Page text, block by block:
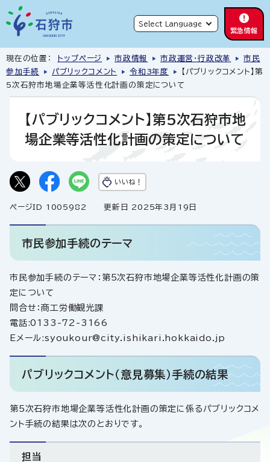
緊急情報
現在の位置： トップページ 市政情報 市政運営・行政改革
市民
参加手続
パブリックコメント 令和3年度
【パブリックコメント】第
5次石狩市地場企業等活性化計画の策定について
【パブリックコメント】第5次石狩市地
場企業等活性化計画の策定について
いいね！
ページID 1005982 更新日 2025年3月19日
市民参加手続のテーマ
市民参加手続のテーマ：第5次石狩市地場企業等活性化計画の策
定について
問合せ：商工労働観光課
電話:0133-72-3166
Eメール:syoukour@city.ishikari.hokkaido.jp
パブリックコメント（意見募集）手続の結果
第5次石狩市地場企業等活性化計画の策定に係るパブリックコメ
ント手続の結果は次のとおりです。
担当